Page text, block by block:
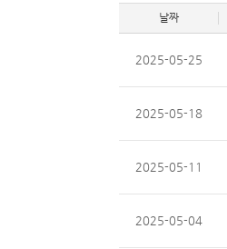
날짜
2025-05-25
2025-05-18
2025-05-11
2025-05-04